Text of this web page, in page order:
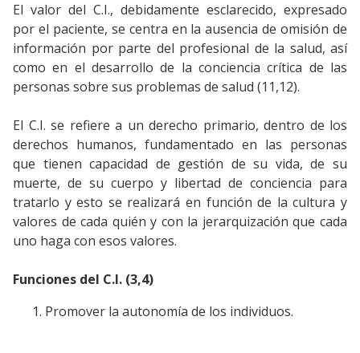
El valor del C.I., debidamente esclarecido, expresado
por el paciente, se centra en la ausencia de omisión de
información por parte del profesional de la salud, así
como en el desarrollo de la conciencia crítica de las
personas sobre sus problemas de salud (11,12).
El C.I. se refiere a un derecho primario, dentro de los
derechos humanos, fundamentado en las personas
que tienen capacidad de gestión de su vida, de su
muerte, de su cuerpo y libertad de conciencia para
tratarlo y esto se realizará en función de la cultura y
valores de cada quién y con la jerarquización que cada
uno haga con esos valores.
Funciones del C.I. (3,4)
Promover la autonomía de los individuos.